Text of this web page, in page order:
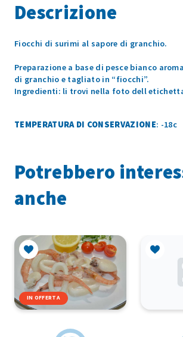
Descrizione
Fiocchi di surimi al sapore di granchio.
Preparazione a base di pesce bianco
di granchio e tagliato in “fiocchi”.
Ingredienti: li trovi nella foto dell
TEMPERATURA DI CONSERVAZIONE: -18c
Potrebbero
anche
IN OFFERTA